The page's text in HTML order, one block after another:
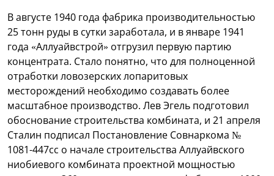
В августе 1940 года фабрика производительностью
25 тонн руды в сутки заработала, и в январе 1941
года «Аллуайвстрой» отгрузил первую партию
концентрата. Стало понятно, что для полноценной
отработки ловозерских лопаритовых
месторождений необходимо создавать более
масштабное производство. Лев Эгель подготовил
обоснование строительства комбината, и 21 апреля
Сталин подписал Постановление Совнаркома №
1081-447сс о начале строительства Аллуайвского
ниобиевого комбината проектной мощностью